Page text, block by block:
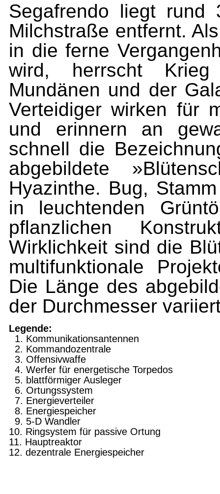
Segafrendo liegt rund
Milchstraße entfernt.
in die ferne
wird, herrscht Krieg
Mundänen und der
Verteidiger wirken für
und erinnern an
schnell die
abgebildete
Hyazinthe. Bug,
in leuchtenden
pflanzlichen
Wirklichkeit sind die
multifunktionale
Die Länge des
der Durchmesser
Legende:
1. Kommunikationsantennen
2. Kommandozentrale
3. Offensivwaffe
4. Werfer für energetische Torpedos
5. blattförmiger Ausleger
6. Ortungssystem
7. Energieverteiler
8. Energiespeicher
9. 5-D Wandler
10. Ringsystem für passive Ortung
11. Hauptreaktor
12. dezentrale Energiespeicher